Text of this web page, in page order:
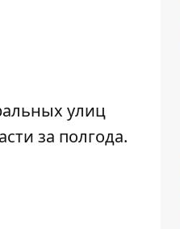
улиц
за полгода.